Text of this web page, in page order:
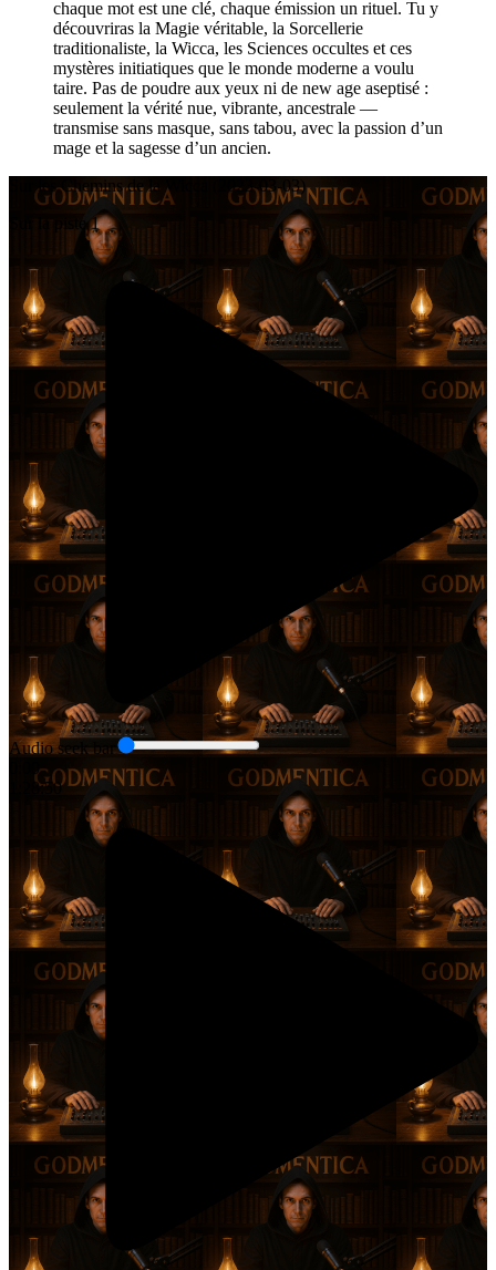
chaque mot est une clé, chaque émission un rituel. Tu y
découvriras la Magie véritable, la Sorcellerie
traditionaliste, la Wicca, les Sciences occultes et ces
mystères initiatiques que le monde moderne a voulu
taire. Pas de poudre aux yeux ni de new age aseptisé :
seulement la vérité nue, vibrante, ancestrale —
transmise sans masque, sans tabou, avec la passion d’un
mage et la sagesse d’un ancien.
Sur les Chemins de la Wicca (2023-03-03)
Sur la piste 1
Audio seek bar
0:00
1:28:50